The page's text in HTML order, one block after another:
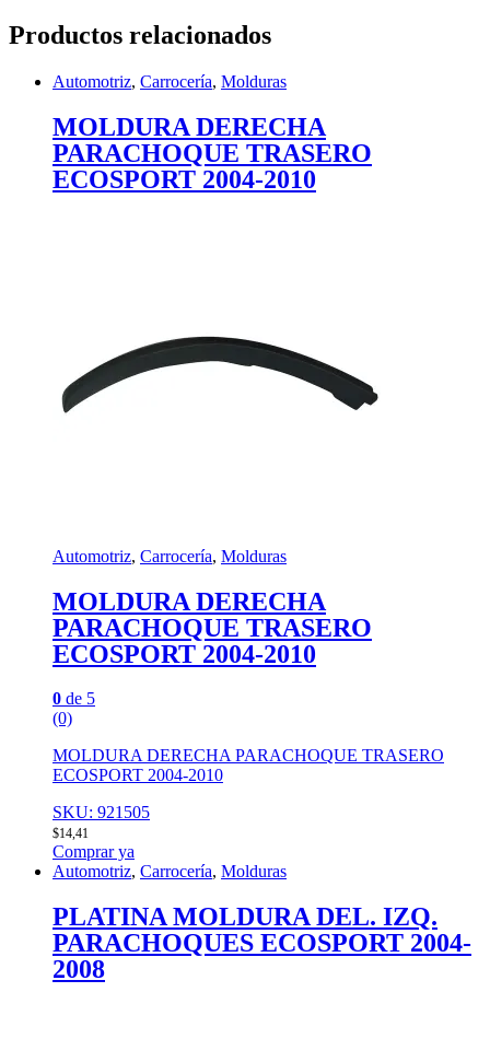
Productos relacionados
Automotriz, Carrocería, Molduras
MOLDURA DERECHA
PARACHOQUE TRASERO
ECOSPORT 2004-2010
Automotriz, Carrocería, Molduras
MOLDURA DERECHA
PARACHOQUE TRASERO
ECOSPORT 2004-2010
0 de 5
(0)
MOLDURA DERECHA PARACHOQUE TRASERO
ECOSPORT 2004-2010
SKU: 921505
$14,41
Comprar ya
Automotriz, Carrocería, Molduras
PLATINA MOLDURA DEL. IZQ.
PARACHOQUES ECOSPORT 2004-
2008